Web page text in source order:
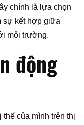
chính là lựa chọn
sự kết hợp giữa
môi trường.
động
thế của mình trên thị